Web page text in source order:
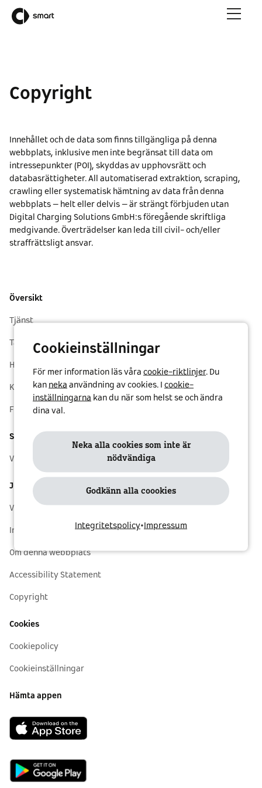
Copyright
Innehållet och de data som finns tillgängliga på denna
webbplats, inklusive men inte begränsat till data om
intressepunkter (POI), skyddas av upphovsrätt och
databasrättigheter. All automatiserad extraktion, scraping,
crawling eller systematisk hämtning av data från denna
webbplats – helt eller delvis – är strängt förbjuden utan
Digital Charging Solutions GmbH:s föregående skriftliga
medgivande. Överträdelser kan leda till civil- och/eller
straffrättsligt ansvar.
Översikt
Tjänst
Taxor
Höjdpunkter
Karta
Fordonspark
Support
Vanliga frågor och support
Juridik
Villkor
Integritetspolicy
Om denna webbplats
Accessibility Statement
Copyright
Cookies
Cookiepolicy
Cookieinställningar
Hämta appen
Cookieinställningar
För mer information läs våra cookie-riktlinjer. Du
kan neka användning av cookies. I cookie-
inställningarna kan du när som helst se och ändra
dina val.
Neka alla cookies som inte är
nödvändiga
Godkänn alla coookies
Integritetspolicy• Impressum